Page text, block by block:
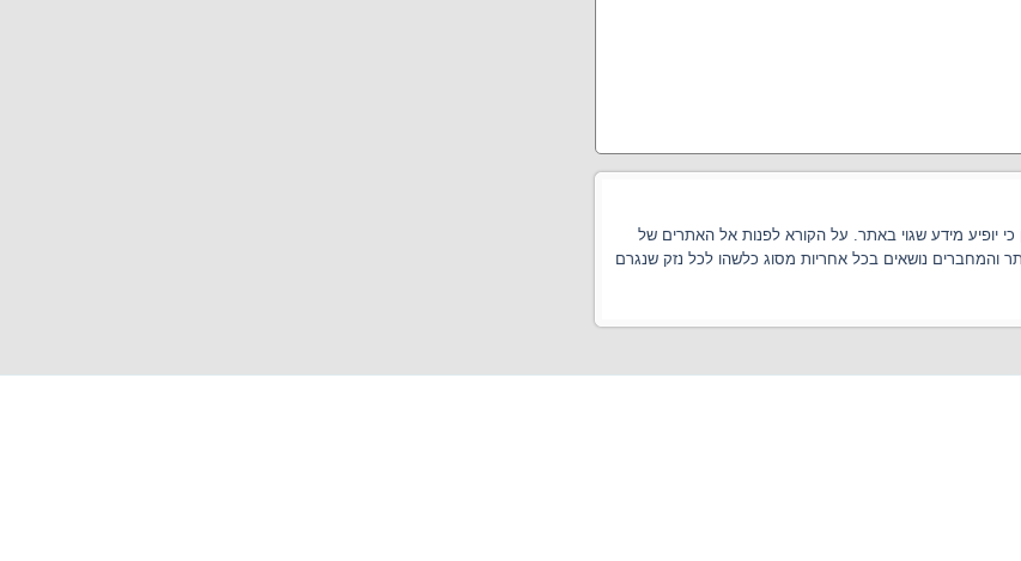
יופיע מידע שגוי באתר. על הקורא לפנות אל האתרים של
והמחברים נושאים בכל אחריות מסוג כלשהו לכל נזק שנגרם